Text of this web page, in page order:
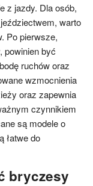
z jazdy. Dla osób,
warto
Po pierwsze,
powinien być
ruchów oraz
wzmocnienia
oraz zapewnia
czynnikiem
są modele o
łatwe do
bryczesy